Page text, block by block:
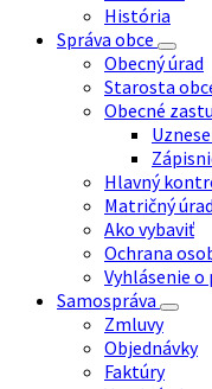
História
Správa obce
Obecný úrad
Starosta
Obecné
Hlavný
Matričný úrad
Ako vybaviť
Ochrana
Vyhlásenie
Samospráva
Zmluvy
Objednávky
Faktúry